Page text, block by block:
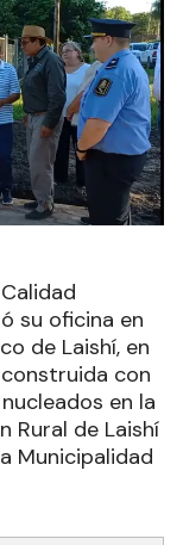
su oficina en
de Laishí, en
con
en la
Rural de Laishí
Municipalidad